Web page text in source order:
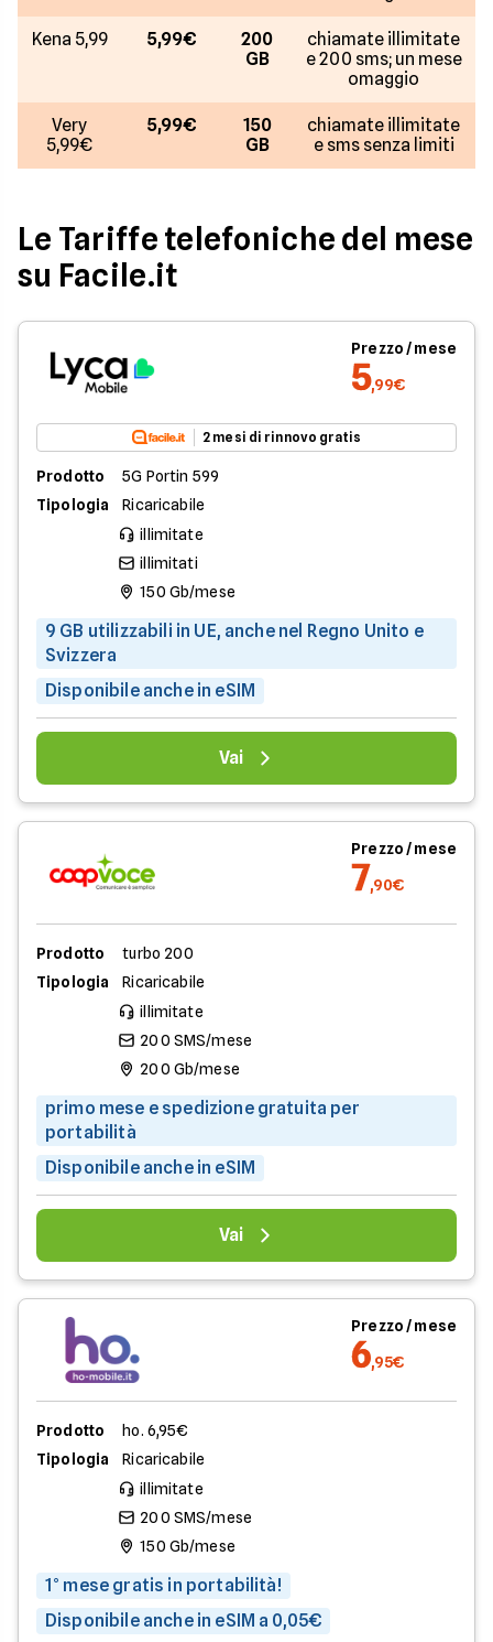
Kena 5,99 5,99€
200
GB
chiamate illimitate
e 200 sms; un mese
omaggio
Very
5,99€
5,99€
150
GB
chiamate illimitate
e sms senza limiti
Le Tariffe telefoniche del mese
su Facile.it
Prezzo / mese
5,99€
2 mesi di rinnovo gratis
Prodotto
5G Portin 599
Tipologia
Ricaricabile
illimitate
illimitati
150 Gb/mese
9 GB utilizzabili in UE, anche nel Regno Unito e
Svizzera
Disponibile anche in eSIM
Vai
Prezzo / mese
7,90€
Prodotto
turbo 200
Tipologia
Ricaricabile
illimitate
200 SMS/mese
200 Gb/mese
primo mese e spedizione gratuita per
portabilità
Disponibile anche in eSIM
Vai
Prezzo / mese
6,95€
Prodotto
ho. 6,95€
Tipologia
Ricaricabile
illimitate
200 SMS/mese
150 Gb/mese
1° mese gratis in portabilità!
Disponibile anche in eSIM a 0,05€